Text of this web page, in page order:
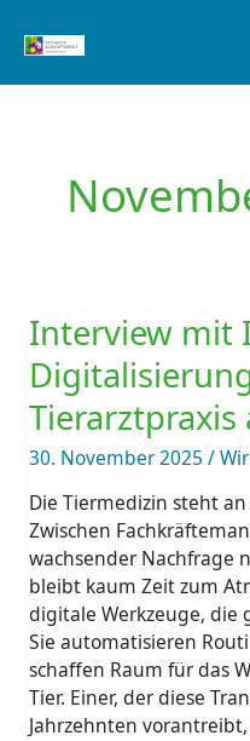
Inhalt
Interview mit
Tierarztpraxis
30. November 2025 /
Die Tiermedizin steht
Zwischen
wachsender Nachfrage
bleibt kaum Zeit zum
digitale Werkzeuge, die
Sie automatisieren
schaffen Raum für das
Tier. Einer, der diese
Jahrzehnten
mit
Ingo
Fraedrich
zu
Digitalisierung
in
der
Tierarztpraxis
als
Chance